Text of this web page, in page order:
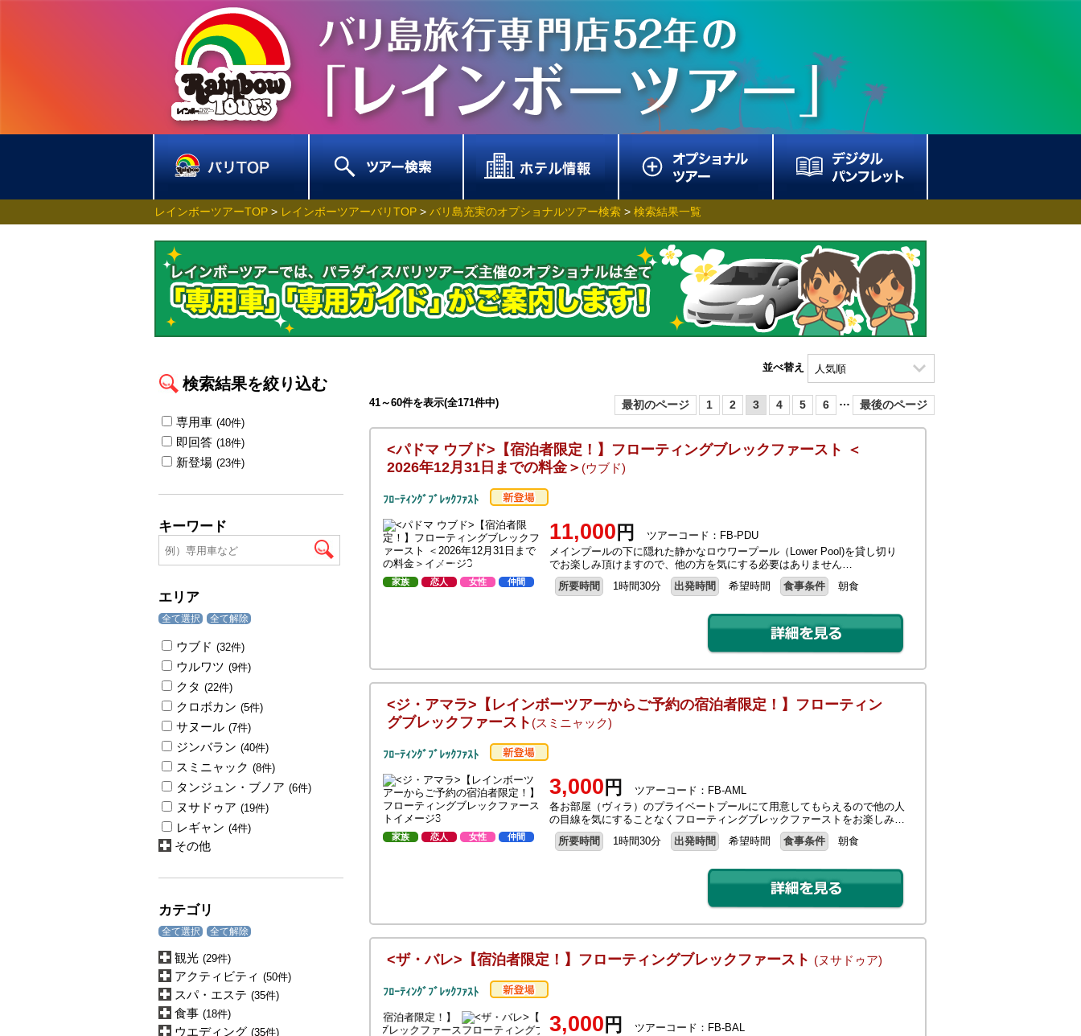
レインボーツアーTOP > レインボーツアーバリTOP > バリ島充実のオプショナルツアー検索 > 検索結果一覧
検索結果を絞り込む
専用車 (40件)
即回答 (18件)
新登場 (23件)
キーワード
エリア
全て選択 全て解除
ウブド (32件)
ウルワツ (9件)
クタ (22件)
クロボカン (5件)
サヌール (7件)
ジンバラン (40件)
スミニャック (8件)
タンジュン・ブノア (6件)
ヌサドゥア (19件)
レギャン (4件)
その他
カテゴリ
全て選択 全て解除
観光 (29件)
アクティビティ (50件)
スパ・エステ (35件)
食事 (18件)
ウエディング (35件)
並べ替え
41～60件を表示(全171件中) 最初のページ 1 2 3 4 5 6 … 最後のページ
<パドマ ウブド>【宿泊者限定！】フローティングブレックファースト ＜
2026年12月31日までの料金＞ (ウブド)
ﾌﾛｰﾃｨﾝｸﾞﾌﾞﾚｯｸﾌｧｽﾄ
家族 恋人 女性 仲間
11,000 円
ツアーコード：FB-PDU
メインプールの下に隠れた静かなロウワープール（Lower Pool)を貸し切り
でお楽しみ頂けますので、他の方を気にする必要はありません…
所要時間
1時間30分 出発時間 希望時間 食事条件 朝食
<ジ・アマラ>【レインボーツアーからご予約の宿泊者限定！】フローティン
グブレックファースト (スミニャック)
ﾌﾛｰﾃｨﾝｸﾞﾌﾞﾚｯｸﾌｧｽﾄ
家族 恋人 女性 仲間
3,000 円
ツアーコード：FB-AML
各お部屋（ヴィラ）のプライベートプールにて用意してもらえるので他の人
の目線を気にすることなくフローティングブレックファーストをお楽しみ…
所要時間
1時間30分 出発時間 希望時間 食事条件 朝食
<ザ・バレ>【宿泊者限定！】フローティングブレックファースト (ヌサドゥア)
ﾌﾛｰﾃｨﾝｸﾞﾌﾞﾚｯｸﾌｧｽﾄ
3,000 円
ツアーコード：FB-BAL